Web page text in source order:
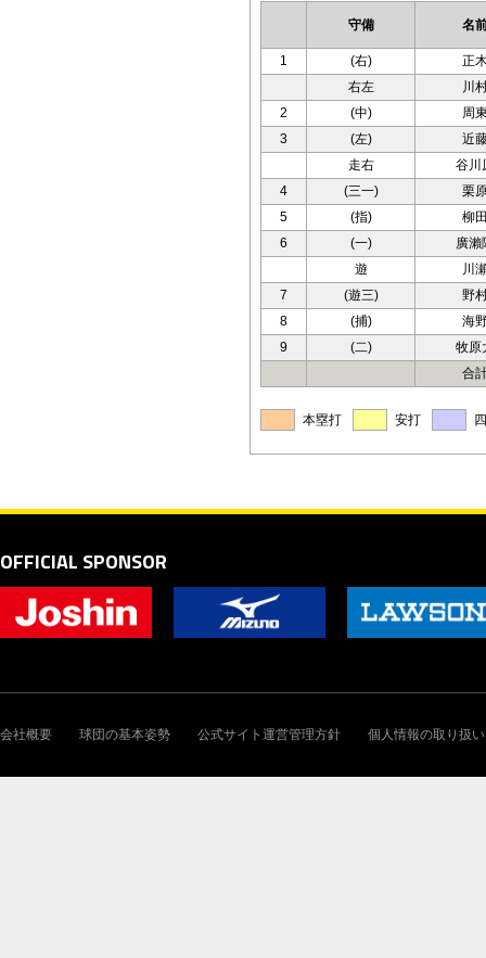
守備 名
1 (右)
正
右左
川
2
(中)
周
3
(左)
近
走右
谷川
4
(三一)
栗
5
(指)
柳
6
(一)
廣瀨
遊
川
7
(遊三)
野
8
(捕)
海
9
(二)
牧原
合
本塁打 安打
OFFICIAL SPONSOR
会社概要 球団の基本姿勢 公式サイト運営管理方針 個人情報の取り扱い